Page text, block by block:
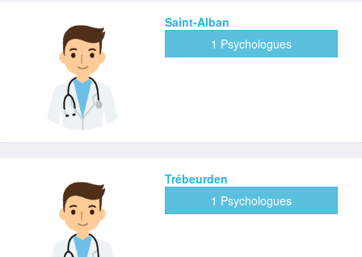
Saint-Alban
1 Psychologues
Trébeurden
1 Psychologues